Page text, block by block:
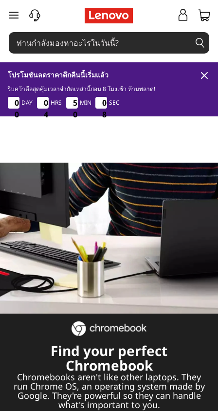
C
h
o
m
e
o
k
ข้ามไปที่เนื้อหาหลัก
โปรโมชันลดราคาดึกคืนนี้เริ่มแล้ว
รีบคว้าดีลสุดคุ้มเวลาจำกัดเหล่านี้ก่อน 8 โมงเช้า ห้ามพลาด!
0
0
0
0
0
0
0
0
DAY
0
4
0
4
0
4
0
4
HRS
5
0
5
0
5
0
5
0
MIN
0
7
0
7
0
7
0
7
SEC
Find your perfect
Chromebook
Chromebooks aren't like other laptops. They
run Chrome OS, an operating system made by
Google. They're powerful so they can handle
what's important to you.